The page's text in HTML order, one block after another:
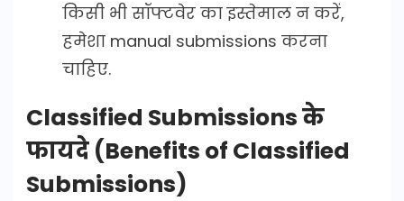
किसी भी सॉफ्टवेर का इस्तेमाल न करें,
हमेशा manual submissions करना
चाहिए.
Classified Submissions के
फायदे (Benefits of Classified
Submissions)